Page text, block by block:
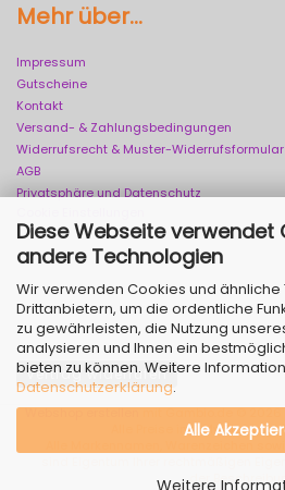
Diese Webseite verwendet
andere Technologien
Wir verwenden Cookies und
Drittanbietern, um die ordentliche
zu gewährleisten, die Nutzung
analysieren und Ihnen ein
bieten zu können. Weitere
Datenschutzerklärung.
Alle
Weitere
Mehr über...
Impressum
Gutscheine
Kontakt
Versand- & Zahlungsbedingungen
Widerrufsrecht & Muster-Widerrufsformular
AGB
Privatsphäre und Datenschutz
Vertrag widerrufen
Webshop erstellenmit Gambio.de © 2026
Alle Preise inkl. MwSt. &
Alle Markennamen, Warenzeichen
der